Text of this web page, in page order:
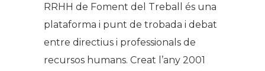
RRHH de Foment del Treball és una
plataforma i punt de trobada i debat
entre directius i professionals de
recursos humans. Creat l’any 2001